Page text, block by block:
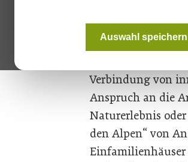
Auswahl speichern
Wer träumt nicht
Alltagshektik zu
Traumkulisse
felsigem
Verbindung von
Anspruch an die
Naturerlebnis
den Alpen“ von
Einfamilienhäuser